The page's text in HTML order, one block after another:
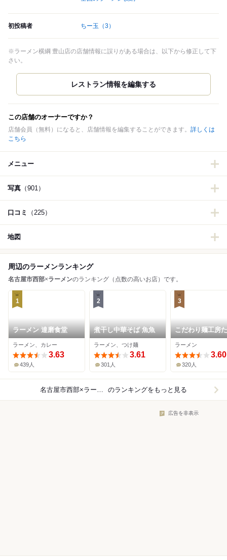
初投稿者 ちー玉 （3）
※ラーメン横綱 豊山店の店舗情報に誤りがある場合は、以下から修正して下
さい。
この店舗のオーナーですか？
店舗会員（無料）になると、店舗情報を編集することができます。 詳しくは
こちら
メニュー
写真 （901）
口コミ （225）
地図
周辺のラーメンランキング
名古屋市西部×ラーメンのランキング（点数の高いお店）です。
1
ラーメン 達磨食堂
ラーメン、カレー
3.63
439人
2
煮干し中華そば 魚魚
ラーメン、つけ麺
3.61
301人
3
こだわり麺工房
ラーメン
3.60
320人
名古屋市西部×ラーメン のランキングをもっと見る
広告を非表示